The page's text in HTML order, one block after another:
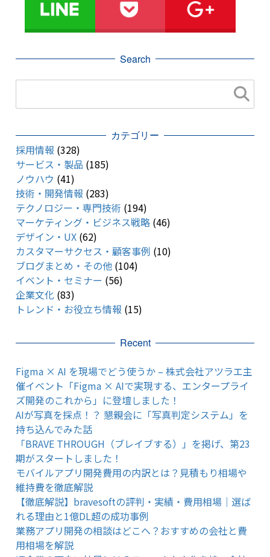
Search
カテゴリー
採用情報 (328)
サービス・製品 (185)
ノウハウ (41)
技術・開発情報 (283)
テクノロジー・専門技術 (194)
マーケティング・ビジネス戦略(46)
デザイン・UX(62)
カスタマーサクセス・顧客事例 (10)
ブログまとめ・その他(104)
イベント・セミナー (56)
企業文化 (83)
トレンド・お役立ち情報 (15)
Recent
Figma × AI を現場でどう使うか – 株式会社アツラエ主
催イベント「Figma × AIで実現する、エンタープライ
ズ開発のこれから」に登壇しました！
AIが写真を採点！？ 懇親会に「写真判定システム」を
持ち込んでみた話
「BRAVE THROUGH（ブレイブする）」を掲げ、第23
期がスタートしました！
モバイルアプリ開発費用の内訳とは？見積もり相場や
維持費を徹底解説
【徹底解説】bravesoftの評判・実績・費用相場｜選ば
れる理由と1億DL超の成功事例
業務アプリ開発の相談はどこへ？おすすめの会社と費
用相場を解説